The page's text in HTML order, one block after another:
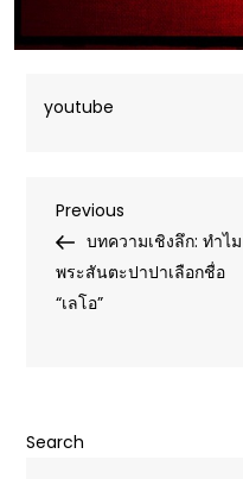
youtube
Post
navigation
Previous
Post
Previous
บทความเชิงลึก: ทำไม
พระสันตะปาปาเลือกชื่อ
“เลโอ”
Search